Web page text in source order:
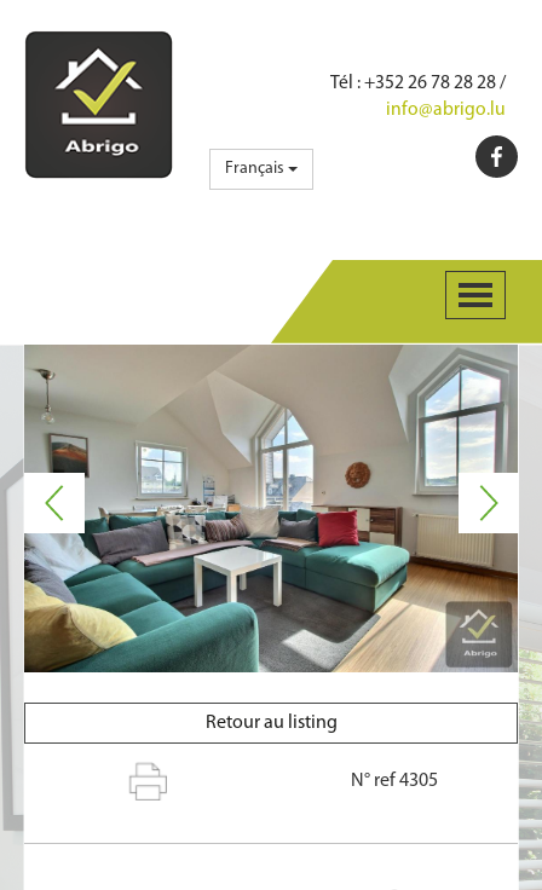
Tél : +352 26 78 28 28 /
info@abrigo.lu
Français
Retour au listing
N° ref 4305